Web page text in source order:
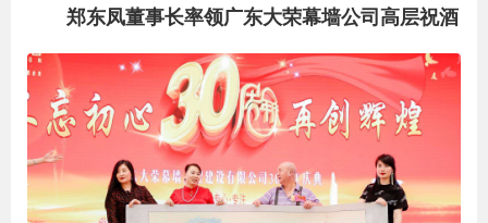
郑东凤董事长率领广东大荣幕墙公司高层祝酒